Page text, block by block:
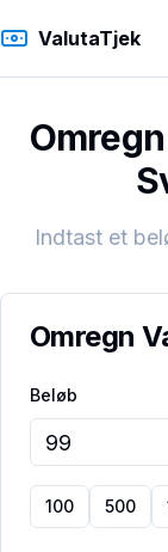
ValutaTjek
Indtast et
Omregn
Beløb
100 500